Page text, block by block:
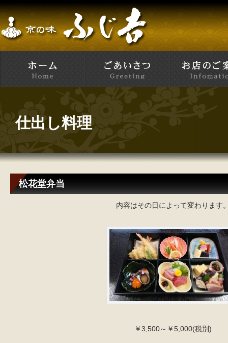
仕出し料理
松花堂弁当
内容はその日によって変わります
￥3,500～￥5,000(税別)